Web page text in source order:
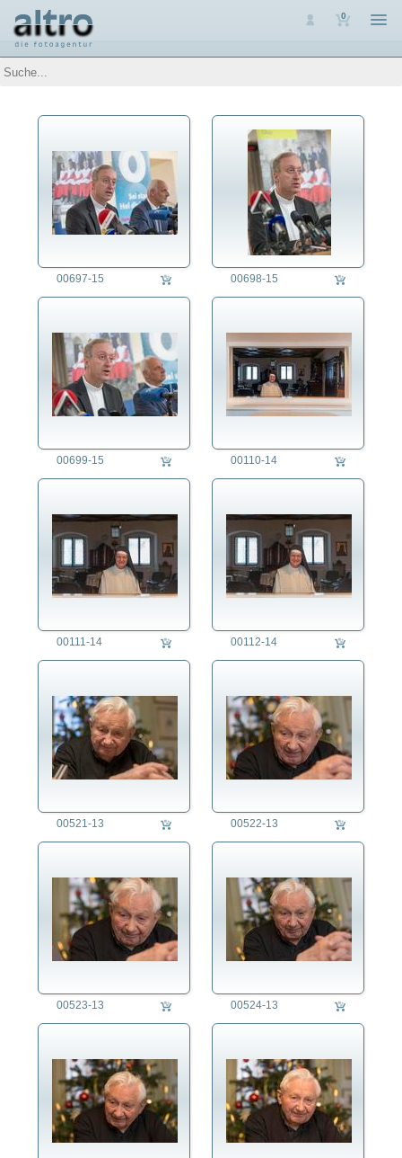
0
Auswahl
Bayern
Deutschland
International
Regensburg
Adel
Forschung/Wissenschaft
Kultur
Medien
Politik
Religion
Sport
Verband
Wirtschaft
die fotografen
fotoagentur
agb
00697-15 00698-15
00699-15 00110-14
00111-14 00112-14
00521-13 00522-13
00523-13 00524-13